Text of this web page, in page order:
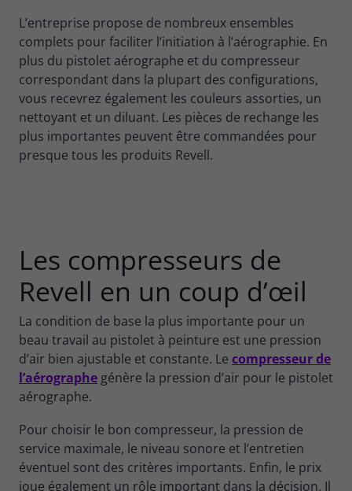
L’entreprise propose de nombreux ensembles
complets pour faciliter l’initiation à l’aérographie. En
plus du pistolet aérographe et du compresseur
correspondant dans la plupart des configurations,
vous recevrez également les couleurs assorties, un
nettoyant et un diluant. Les pièces de rechange les
plus importantes peuvent être commandées pour
presque tous les produits Revell.
Les compresseurs de
Revell en un coup d’œil
La condition de base la plus importante pour un
beau travail au pistolet à peinture est une pression
d’air bien ajustable et constante. Le compresseur de
l’aérographe génère la pression d’air pour le pistolet
aérographe.
Pour choisir le bon compresseur, la pression de
service maximale, le niveau sonore et l’entretien
éventuel sont des critères importants. Enfin, le prix
joue également un rôle important dans la décision. Il